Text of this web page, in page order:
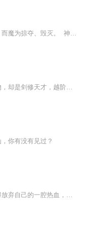
宇宙诞生之际，出现无数神魔，组成了神、魔二界，神魔之间天生修炼理念不同，神为创造，而魔为掠夺、毁灭。 神魔矛盾不可调和。 终于一日，魔界至强者剑帝联合一批至强者，灵帝和无情、忘情、绝情、灭情四大魔尊，以及无数魔界强者，跨越星河，与神界...
【内容简介】你们练剑，我把自己炼成剑人。你们耍流氓，我比你们更无良。别人眼中的废物，却是剑修天才，越阶杀人，毫无压力。一个混乱修真界，造就一位无良剑仙，亿万剑修，为之疯狂。【作者/主播】作者：王少少，网络小说作家。主播：视纪印象丶映月湖-...
你有没有见过？
吴朝已历千年，虽表面人民安居乐业，实则贪官污吏遍布朝廷，众多忠义之士报国无门，只得放弃自己的一腔热血，久而久之，山贼海盗们又一次登上了历史舞台，随着这一情况的出现，尚武精神被发扬，一些思想先进的大家族主动公布了被垄断的武功秘籍，天才们轮番出场，却无法改变吴朝大厦将倾的现状。 岚威一四二九年，上天派文曲星投胎包拯意欲挽救大吴朝，屋漏偏逢连夜雨，一场新的轮回已然到来，天地之间的终浓度大幅提升，流星划过天空，修士们只看到了自己修为的进步，没有人发现，一次史无前例的危机即将从天外降临。